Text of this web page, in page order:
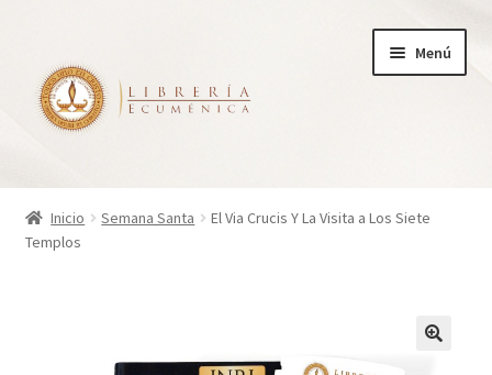
la
navegación
contenido
Menú
Inicio
Tienda
Finalizar compra
Inicio Semana Santa
El Via Crucis Y La Visita a Los Siete
Templos